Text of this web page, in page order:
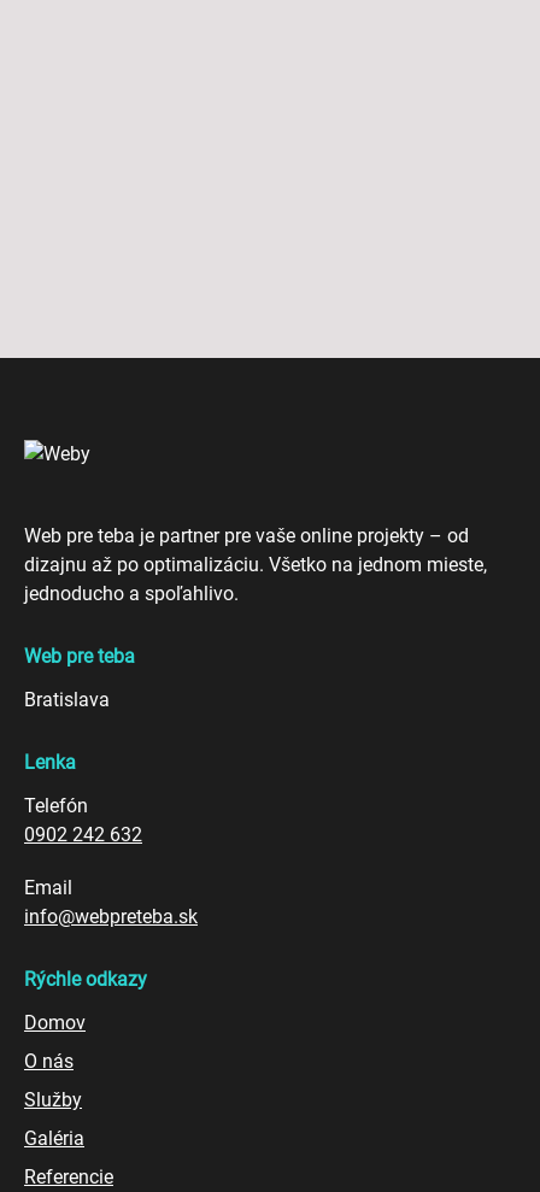
Web pre teba je partner pre vaše online projekty – od
dizajnu až po optimalizáciu. Všetko na jednom mieste,
jednoducho a spoľahlivo.
Web pre teba
Bratislava
Lenka
Telefón
0902 242 632
Email
info@webpreteba.sk
Rýchle odkazy
Domov
O nás
Služby
Galéria
Referencie